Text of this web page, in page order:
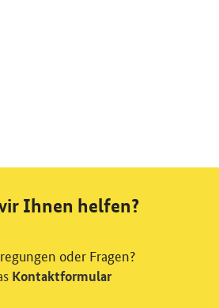
Ihnen helfen?
oder Fragen?
Kontaktformular